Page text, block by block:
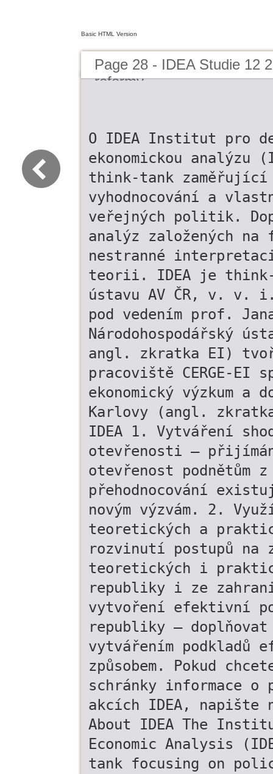
Basic HTML Version
Page 28 - IDEA Studie 12
reformy
O IDEA Institut pro
ekonomickou analýzu
think-tank zaměřující
vyhodnocování a
veřejných politik.
analýz založených
nestranné
teorii. IDEA je think-
ústavu AV ČR, v.
pod vedením prof.
Národohospodářský
angl. zkratka EI)
pracoviště CERGE-EI
ekonomický výzkum a
Karlovy (angl.
IDEA 1. Vytváření
otevřenosti –
otevřenost podnětům
přehodnocování
novým výzvám. 2.
teoretických a
rozvinutí postupů na
teoretických i
republiky i ze
vytvoření efektivní
republiky –
vytvářením podkladů
způsobem. Pokud
schránky informace
akcích IDEA, napište
About IDEA The
Economic Analysis
tank focusing on